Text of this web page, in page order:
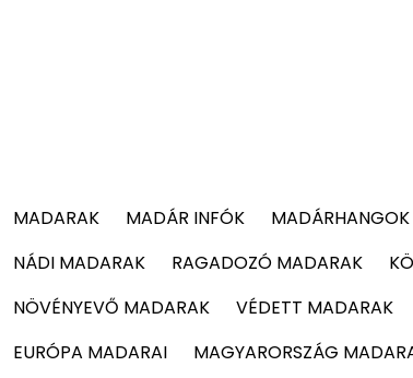
MADARAK MADÁR INFÓK MADÁRHANGOK
NÁDI MADARAK
RAGADOZÓ MADARAK
NÖVÉNYEVŐ MADARAK
VÉDETT MADARAK
EURÓPA MADARAI
MAGYARORSZÁG